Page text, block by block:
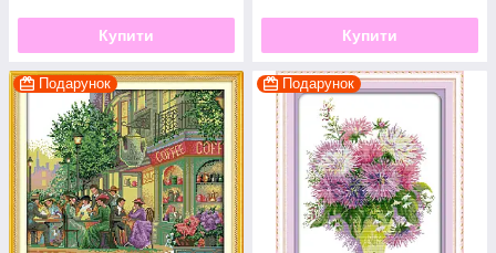
Купити Купити
Подарунок Подарунок